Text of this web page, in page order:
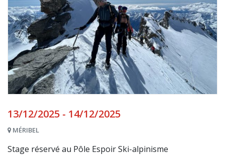
13/12/2025 - 14/12/2025
MÉRIBEL
Stage réservé au Pôle Espoir Ski-alpinisme